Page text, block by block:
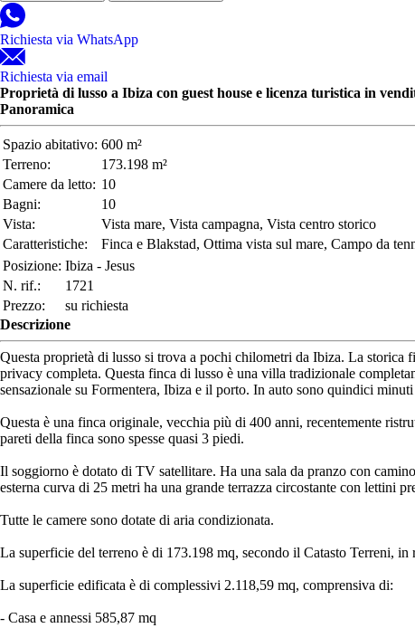
Richiesta via WhatsApp
Richiesta via email
Proprietà di lusso a Ibiza con guest house e licenza turistica in
Panoramica
Spazio abitativo: 600 m²
Terreno:
173.198 m²
Camere da letto: 10
Bagni:
10
Vista:
Vista mare, Vista campagna, Vista centro storico
Caratteristiche:
Finca e Blakstad, Ottima vista sul mare, Campo da
Posizione: Ibiza - Jesus
N. rif.:
1721
Prezzo:
su richiesta
Descrizione
Questa proprietà di lusso si trova a pochi chilometri da Ibiza. La storica
privacy completa. Questa finca di lusso è una villa tradizionale
sensazionale su Formentera, Ibiza e il porto. In auto sono quindici
Questa è una finca originale, vecchia più di 400 anni, recentemente
pareti della finca sono spesse quasi 3 piedi.
Il soggiorno è dotato di TV satellitare. Ha una sala da pranzo con
esterna curva di 25 metri ha una grande terrazza circostante con lettini
Tutte le camere sono dotate di aria condizionata.
La superficie del terreno è di 173.198 mq, secondo il Catasto Terreni,
La superficie edificata è di complessivi 2.118,59 mq, comprensiva di:
- Casa e annessi 585,87 mq